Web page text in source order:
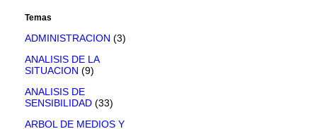
Temas
ADMINISTRACION (3)
ANALISIS DE LA
SITUACION (9)
ANALISIS DE
SENSIBILIDAD (33)
ARBOL DE MEDIOS Y